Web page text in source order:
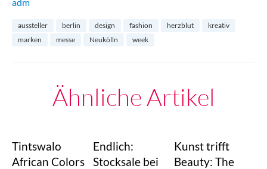
aussteller berlin design fashion herzblut
kreativ
marken
messe Neukölln week
Ähnliche Artikel
Tintswalo
African Colors
Endlich:
Stocksale bei
Kunst trifft
Beauty: The